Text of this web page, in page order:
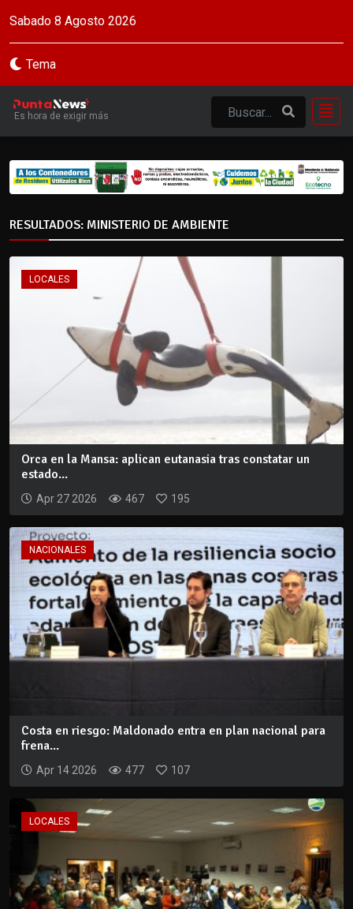
Sabado 8 Agosto 2026
Tema
Es hora de exigir más
RESULTADOS: MINISTERIO DE AMBIENTE
LOCALES
Orca en la Mansa: aplican eutanasia tras constatar un
estado...
Apr 27 2026 467 195
NACIONALES
Costa en riesgo: Maldonado entra en plan nacional para
frena...
Apr 14 2026 477 107
LOCALES